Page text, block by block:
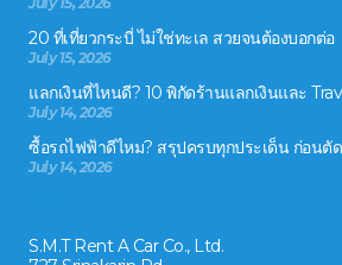
20 ที่เที่ยวกระบี่ ไม่ใช่ทะเล สวยจนต้องบอกต่อ
July 15, 2026
แลกเงินที่ไหนดี? 10 พิกัดร้านแลกเงินและ
July 14, 2026
ซื้อรถไฟฟ้าดีไหม? สรุปครบทุกประเด็น ก่อนตั
July 14, 2026
S.M.T Rent A Car Co., Ltd.